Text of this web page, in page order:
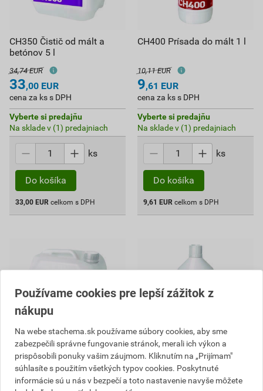
CH350 Čistič od mált a
betónov 5 l
34,74 EUR
33,00 EUR
cena za ks s DPH
Vyberte si predajňu
Na sklade v (1) predajniach
ks
Do košíka
33,00 EUR celkom s DPH
CH400 Prísada do mált 1 l
10,11 EUR
9,61 EUR
cena za ks s DPH
Vyberte si predajňu
Na sklade v (1) predajniach
ks
Do košíka
9,61 EUR celkom s DPH
CH400 Prísada do mált 5 l
34,19 EUR
CH500 Zimná prísada 1 l
8,07 EUR
Používame cookies pre lepší zážitok z
nákupu
Na webe stachema.sk používame súbory cookies, aby sme
zabezpečili správne fungovanie stránok, merali ich výkon a
prispôsobili ponuky vašim záujmom. Kliknutím na „Prijímam"
súhlasíte s použitím všetkých typov cookies. Poskytnuté
informácie sú u nás v bezpečí a toto nastavenie navyše môžete